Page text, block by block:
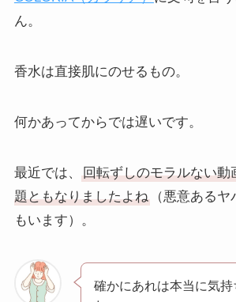
ん。
香水は直接肌にのせるもの。
何かあってからでは遅いです。
最近では、
回転ずしのモラルない動
題ともなりましたよね（悪意あるヤ
もいます）。
確かにあれは本当に気持